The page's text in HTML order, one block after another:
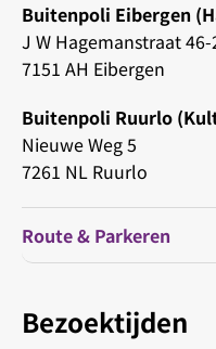
Buitenpoli Eibergen
J W Hagemanstraat 46-
7151 AH Eibergen
Buitenpoli Ruurlo
Nieuwe Weg 5
7261 NL Ruurlo
Route & Parkeren
Bezoektijden